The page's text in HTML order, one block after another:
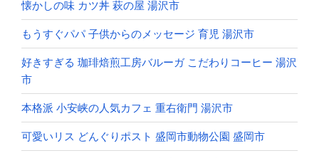
懐かしの味 カツ丼 萩の屋 湯沢市
もうすぐパパ 子供からのメッセージ 育児 湯沢市
好きすぎる 珈琲焙煎工房バルーガ こだわりコーヒー 湯沢
市
本格派 小安峡の人気カフェ 重右衛門 湯沢市
可愛いリス どんぐりポスト 盛岡市動物公園 盛岡市